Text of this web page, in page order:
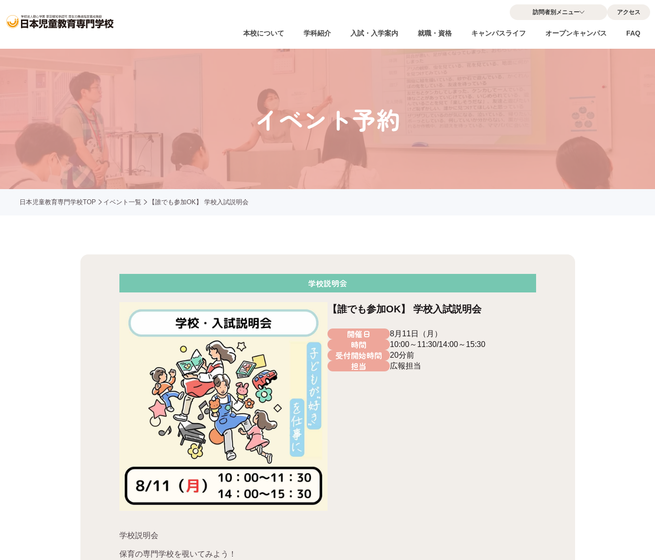
本校について 学科紹介 入試・入学案内 就職・資格 キャンパスライフ オープンキャンパス FAQ
訪問者別メニュー アクセス
イベント予約
日本児童教育専門学校TOP イベント一覧 【誰でも参加OK】 学校入試説明会
学校説明会
【誰でも参加OK】 学校入試説明会
開催日 8月11日（月）
時間 10:00～11:30/14:00～15:30
受付開始時間 20分前
担当 広報担当
学校説明会
保育の専門学校を覗いてみよう！